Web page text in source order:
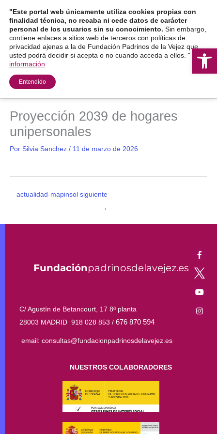
contenido
Proyección 2039 de hogares
unipersonales
Por Silvia Sanchez / 11 de marzo de 2026
actualidad-mapinsol siguiente
→
Fundaciónpadrinosdelavejez.es
C/ Agustín de Betancourt, 17 8ª planta
28003 MADRID 918 028 853 / 676 870 594
email: consultas@fundacionpadrinosdelavejez.es
NUESTROS COLABORADORES
"Este portal web únicamente utiliza cookies propias con
finalidad técnica, no recaba ni cede datos de carácter
personal de los usuarios sin su conocimiento. Sin embargo,
contiene enlaces a sitios web de terceros con políticas de
privacidad ajenas a la de Fundación Padrinos de la Vejez que
usted podrá decidir si acepta o no cuando acceda a ellos. "
Más
información
Entendido